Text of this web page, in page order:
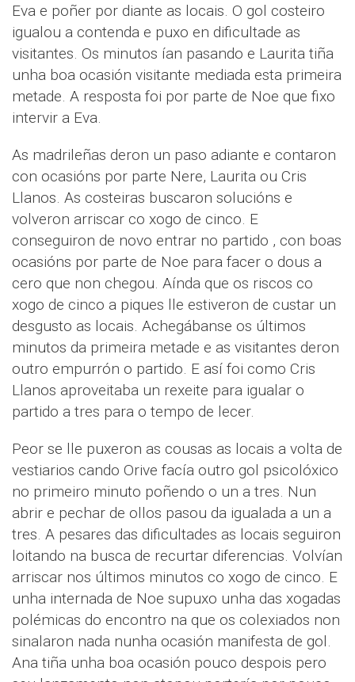
Eva e poñer por diante as locais. O gol costeiro
igualou a contenda e puxo en dificultade as
visitantes. Os minutos ían pasando e Laurita tiña
unha boa ocasión visitante mediada esta primeira
metade. A resposta foi por parte de Noe que fixo
intervir a Eva.
As madrileñas deron un paso adiante e contaron
con ocasións por parte Nere, Laurita ou Cris
Llanos. As costeiras buscaron solucións e
volveron arriscar co xogo de cinco. E
conseguiron de novo entrar no partido , con boas
ocasións por parte de Noe para facer o dous a
cero que non chegou. Aínda que os riscos co
xogo de cinco a piques lle estiveron de custar un
desgusto as locais. Achegábanse os últimos
minutos da primeira metade e as visitantes deron
outro empurrón o partido. E así foi como Cris
Llanos aproveitaba un rexeite para igualar o
partido a tres para o tempo de lecer.
Peor se lle puxeron as cousas as locais a volta de
vestiarios cando Orive facía outro gol psicolóxico
no primeiro minuto poñendo o un a tres. Nun
abrir e pechar de ollos pasou da igualada a un a
tres. A pesares das dificultades as locais seguiron
loitando na busca de recurtar diferencias. Volvían
arriscar nos últimos minutos co xogo de cinco. E
unha internada de Noe supuxo unha das xogadas
polémicas do encontro na que os colexiados non
sinalaron nada nunha ocasión manifesta de gol.
Ana tiña unha boa ocasión pouco despois pero